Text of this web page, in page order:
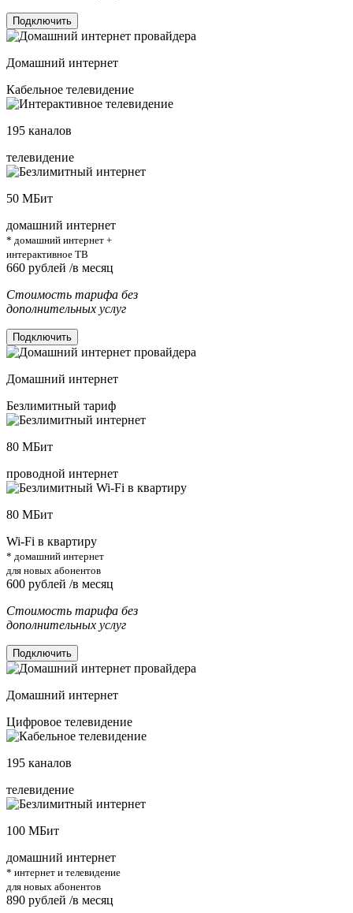
Подключить
Домашний интернет
Кабельное телевидение
195 каналов
телевидение
50 МБит
домашний интернет
* домашний интернет +
интерактивное ТВ
660 рублей /в месяц
Стоимость тарифа без
дополнительных услуг
Подключить
Домашний интернет
Безлимитный тариф
80 МБит
проводной интернет
80 МБит
Wi-Fi в квартиру
* домашний интернет
для новых абонентов
600 рублей /в месяц
Стоимость тарифа без
дополнительных услуг
Подключить
Домашний интернет
Цифровое телевидение
195 каналов
телевидение
100 МБит
домашний интернет
* интернет и телевидение
для новых абонентов
890 рублей /в месяц